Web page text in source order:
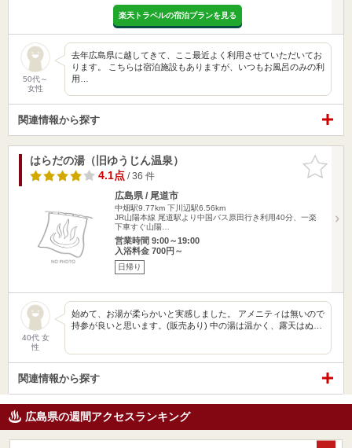
楽天トラベルの宿泊プランを見る
50代～
女性
去年広島県に越してきて、ここ最近よく利用させていただいてお
ります。 こちらは宿泊施設もありますが、いつもお風呂のみの利
用…
関連情報から探す
お気に入
りに追加
はらだの湯（旧ゆうじん温泉）
4.1点/ 36 件
広島県 / 尾道市
中畑駅9.77km 下川辺駅6.56km
JR山陽本線 尾道駅より中国バス原田行き利用40分、一楽
下車すぐ山陽…
営業時間 9:00～19:00
入浴料金 700円～
日帰り
40代 女
性
始めて、お湯が柔らかいと実感しました。 アメニティは無いので
持参が良いと思います。(販売あり) 中の湯は温かく、露天はぬ…
関連情報から探す
広島県の週間アクセスランキング